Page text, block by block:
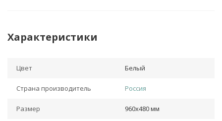
Характеристики
Цвет Белый
Страна производитель Россия
Размер 960x480 мм